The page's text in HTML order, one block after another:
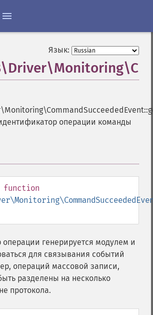
Язык:
операции команды
function
генерируется модулем и
для связывания событий
операций массовой записи,
разделены на несколько
протокола.